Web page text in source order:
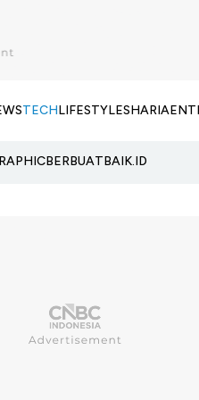
TECHLIFESTYLESHARIA
BERBUATBAIK.ID